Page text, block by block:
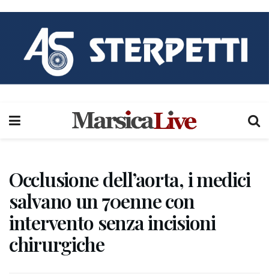
Occlusione dell’aorta, i medici
salvano un 70enne con
intervento senza incisioni
chirurgiche